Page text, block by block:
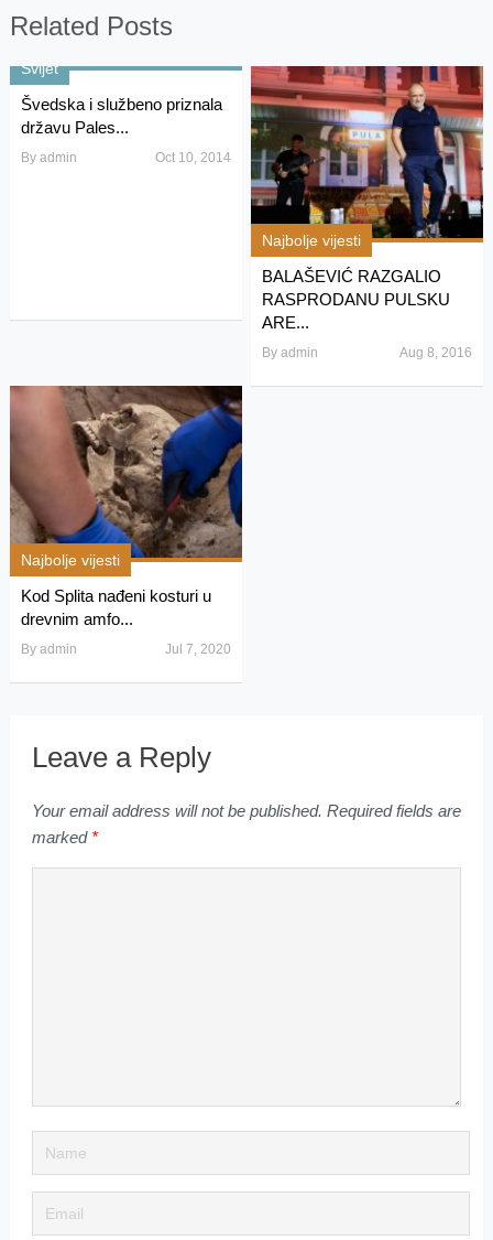
Related Posts
Svijet
Švedska i službeno priznala
državu Pales...
By admin Oct 10, 2014
Najbolje vijesti
BALAŠEVIĆ RAZGALIO
RASPRODANU PULSKU
ARE...
Byadmin Aug 8, 2016
Najbolje vijesti
Kod Splita nađeni kosturi u
drevnim amfo...
By admin Jul 7, 2020
Leave a Reply
Your email address will not be published. Required fields are
marked *